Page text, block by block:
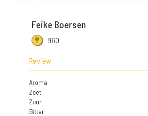
Feike Boersen
960
Review
Aroma
Zoet
Zuur
Bitter